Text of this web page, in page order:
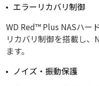
エラーリカバリ制御
WD Red™ Plus NASハー
リカバリ制御を搭載し、
ます。
ノイズ・振動保護